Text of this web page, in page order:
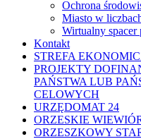
Ochrona
Miasto w
Wirtualny
Kontakt
STREFA
PROJEKTY
PAŃSTWA LUB
CELOWYCH
URZĘDOMAT 24
ORZESKIE
ORZESZKOWY